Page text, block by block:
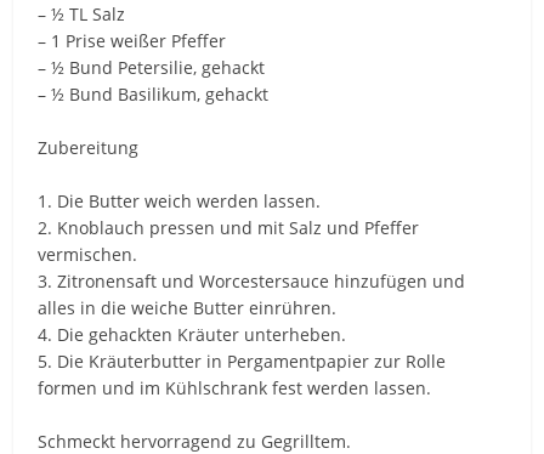
– ½ TL Salz
– 1 Prise weißer Pfeffer
– ½ Bund Petersilie, gehackt
– ½ Bund Basilikum, gehackt
Zubereitung
1. Die Butter weich werden lassen.
2. Knoblauch pressen und mit Salz und Pfeffer
vermischen.
3. Zitronensaft und Worcestersauce hinzufügen und
alles in die weiche Butter einrühren.
4. Die gehackten Kräuter unterheben.
5. Die Kräuterbutter in Pergamentpapier zur Rolle
formen und im Kühlschrank fest werden lassen.
Schmeckt hervorragend zu Gegrilltem.